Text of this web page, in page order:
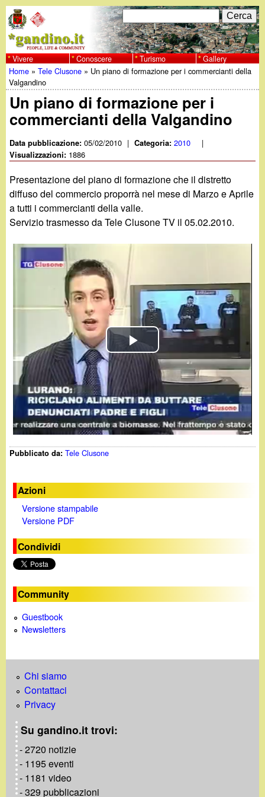
al
contenuto
principale
w
w
w
.
g
a
n
o
F
o
r
m
d
r
i
c
r
c
a
C
e
r
c
a
Vivere Conoscere Turismo Gallery
Tu
sei
qui
Home »Tele Clusone » Un piano di formazione per i commercianti della
Valgandino
Un piano di formazione per i
commercianti della Valgandino
Data pubblicazione:05/02/2010 | Categoria:2010 |
Visualizzazioni: 1886
Presentazione del piano di formazione che il distretto
diffuso del commercio proporrà nel mese di Marzo e Aprile
a tutti i commercianti della valle.
Servizio trasmesso da Tele Clusone TV il 05.02.2010.
P
l
a
y
i
e
Pubblicato da:Tele Clusone
Azioni
Versione stampabile
Versione PDF
Condividi
Community
Guestbook
Newsletters
Chi siamo
Contattaci
Privacy
Su gandino.it trovi:
- 2720 notizie
- 1195 eventi
- 1181 video
- 329 pubblicazioni